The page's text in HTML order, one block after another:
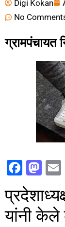
Digi Kokan
No
ग्रामपंचायत
F
a
c
e
M
st
o
l
यांनी केले